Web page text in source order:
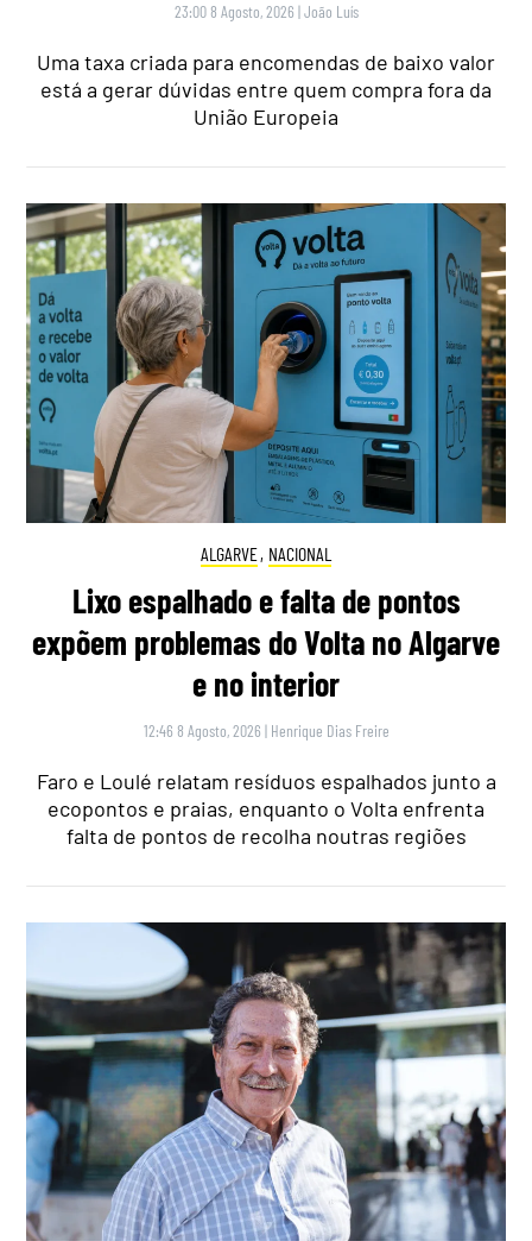
23:00 8 Agosto, 2026 |João Luís
Uma taxa criada para encomendas de baixo valor
está a gerar dúvidas entre quem compra fora da
União Europeia
ALGARVE, NACIONAL
Lixo espalhado e falta de pontos
expõem problemas do Volta no Algarve
e no interior
12:46 8 Agosto, 2026 | Henrique Dias Freire
Faro e Loulé relatam resíduos espalhados junto a
ecopontos e praias, enquanto o Volta enfrenta
falta de pontos de recolha noutras regiões